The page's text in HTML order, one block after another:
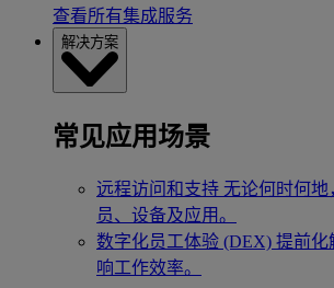
查看所有集成服务
解决方案
常见应用场景
远程访问和支持 无论何时何地
员、设备及应用。
数字化员工体验 (DEX) 提前化
响工作效率。